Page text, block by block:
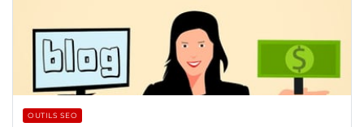
OUTILS SEO